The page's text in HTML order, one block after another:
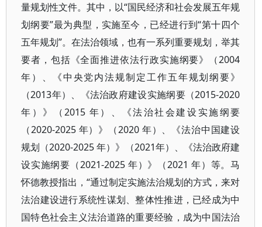
量规划性文件。其中，以“国民经济和社会发展五年规
划纲要”最为典型，实施至今，已经进行到“第十四个
五年规划”。在法治领域，也有一系列重要规划，举其
要者，包括《全面推进依法行政实施纲要》（2004
年）、《中央党内法规制定工作五年规划纲要》
（2013年）、《法治政府建设实施纲要（2015-2020
年）》（2015 年）、《法治社会建设实施纲要
（2020-2025 年）》（2020 年）、《法治中国建设
规划（2020-2025 年）》（2021年）、《法治政府建
设实施纲要（2021-2025 年）》（2021 年）等。马
怀德教授指出，“通过制定实施法治规划的方式，来对
法治建设进行系统性谋划、整体性推进，已经成为中
国特色社会主义法治道路的重要经验，成为中国法治